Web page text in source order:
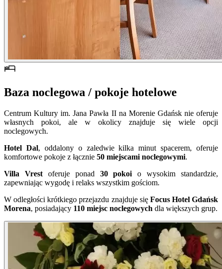
Baza noclegowa / pokoje hotelowe
Centrum Kultury im. Jana Pawła II na Morenie Gdańsk nie oferuje
własnych pokoi, ale w okolicy znajduje się wiele opcji
noclegowych.
Hotel Dal, oddalony o zaledwie kilka minut spacerem, oferuje
komfortowe pokoje z łącznie 50 miejscami noclegowymi.
Villa Vrestoferuje ponad 30 pokoi o wysokim standardzie,
zapewniając wygodę i relaks wszystkim gościom.
W odległości krótkiego przejazdu znajduje się Focus Hotel Gdańsk
Morena, posiadający 110 miejsc noclegowych dla większych grup.